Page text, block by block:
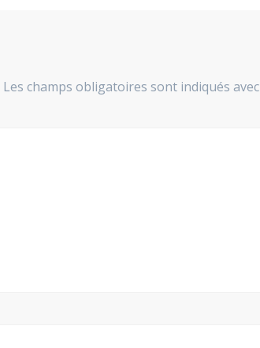
Les champs obligatoires sont indiqués avec